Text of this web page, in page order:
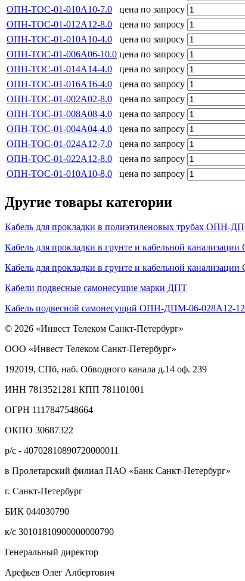
ОПН-ТОС-01-010А10-7.0 цена по запросу
ОПН-ТОС-01-012А12-8.0 цена по запросу
ОПН-ТОС-01-010А10-4.0 цена по запросу
ОПН-ТОС-01-006А06-10.0 цена по запросу
ОПН-ТОС-01-014А14-4.0 цена по запросу
ОПН-ТОС-01-016А16-4.0 цена по запросу
ОПН-ТОС-01-002А02-8.0 цена по запросу
ОПН-ТОС-01-008А08-4.0 цена по запросу
ОПН-ТОС-01-004А04-4.0 цена по запросу
ОПН-ТОС-01-024А12-7.0 цена по запросу
ОПН-ТОС-01-022А12-8.0 цена по запросу
ОПН-ТОС-01-010А10-8,0 цена по запросу
Другие товары категории
Кабель для прокладки в полиэтиленовых трубах ОПН-
Кабель для прокладки в грунте и кабельной
Кабель для прокладки в грунте и кабельной
Кабели подвесные самонесущие марки ДПТ
Кабель подвесной самонесущий ОПН-ДПМ-06-028А12-
© 2026 «Инвест Телеком Санкт-Петербург»
ООО «Инвест Телеком Санкт-Петербург»
192019, СПб, наб. Обводного канала д.14 оф. 239
ИНН 7813521281 КПП 781101001
ОГРН 1117847548664
ОКПО 30687322
р/с - 40702810890720000011
в Пролетарский филиал ПАО «Банк Санкт-Петербург»
г. Санкт-Петербург
БИК 044030790
к/с 30101810900000000790
Генеральный директор
Арефьев Олег Албертович